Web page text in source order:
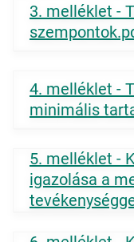
3. melléklet -
4. melléklet -
minimális
5. melléklet -
igazolása a